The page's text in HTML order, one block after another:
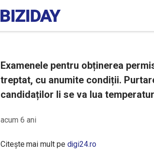
Examenele pentru obținerea
treptat, cu anumite condiții.
candidaților li se va lua
acum 6 ani
Citește mai mult pe digi24.ro